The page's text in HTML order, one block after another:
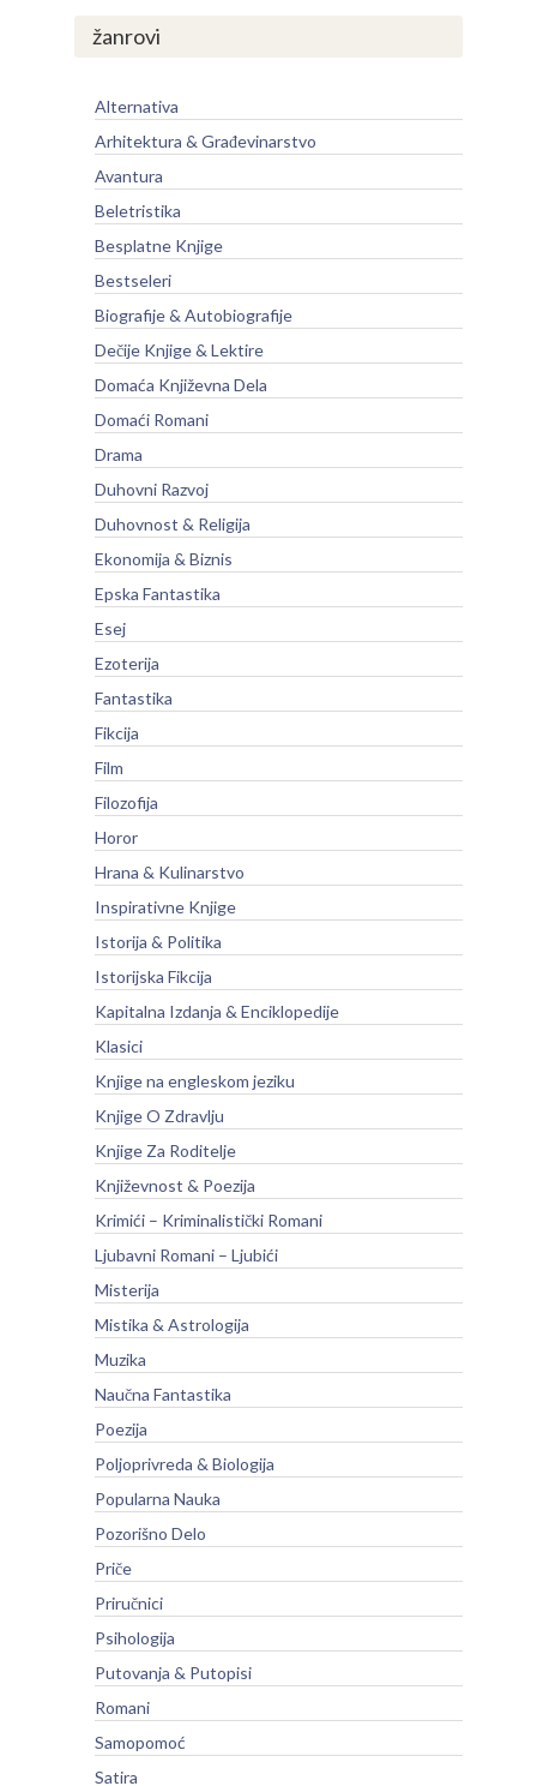
žanrovi
Alternativa
Arhitektura & Građevinarstvo
Avantura
Beletristika
Besplatne Knjige
Bestseleri
Biografije & Autobiografije
Dečije Knjige & Lektire
Domaća Književna Dela
Domaći Romani
Drama
Duhovni Razvoj
Duhovnost & Religija
Ekonomija & Biznis
Epska Fantastika
Esej
Ezoterija
Fantastika
Fikcija
Film
Filozofija
Horor
Hrana & Kulinarstvo
Inspirativne Knjige
Istorija & Politika
Istorijska Fikcija
Kapitalna Izdanja & Enciklopedije
Klasici
Knjige na engleskom jeziku
Knjige O Zdravlju
Knjige Za Roditelje
Književnost & Poezija
Krimići – Kriminalistički Romani
Ljubavni Romani – Ljubići
Misterija
Mistika & Astrologija
Muzika
Naučna Fantastika
Poezija
Poljoprivreda & Biologija
Popularna Nauka
Pozorišno Delo
Priče
Priručnici
Psihologija
Putovanja & Putopisi
Romani
Samopomoć
Satira